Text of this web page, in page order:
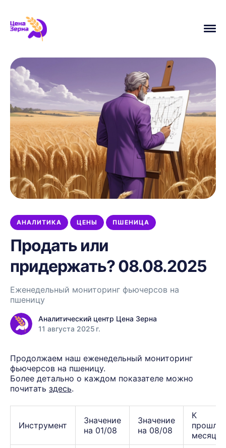
АНАЛИТИКА ЦЕНЫ ПШЕНИЦА
Продать или
придержать? 08.08.2025
Еженедельный мониторинг фьючерсов на
пшеницу
Аналитический центр Цена Зерна
11 августа 2025 г.
Продолжаем наш еженедельный мониторинг
фьючерсов на пшеницу.
Более детально о каждом показателе можно
почитать здесь.
Инструмент
Значение
на 01/08
Значение
на 08/08
К
месяцу
АНАЛИТИКА ПШЕНИЦА УРОЖАЙ
ЦЕНЫ УБОРОЧНАЯ МАСЛИЧНЫЕ
НОВОСТИ ЭКСПОРТ ИСТОРИЯ
МИНСЕЛЬХОЗ